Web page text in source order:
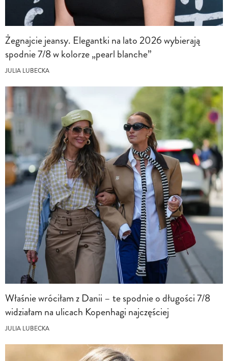
Żegnajcie jeansy. Elegantki na lato 2026 wybierają
spodnie 7/8 w kolorze „pearl blanche”
JULIA LUBECKA
Właśnie wróciłam z Danii – te spodnie o długości 7/8
widziałam na ulicach Kopenhagi najczęściej
JULIA LUBECKA